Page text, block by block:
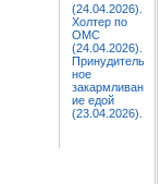
(24.04.2026).
Холтер по
ОМС
(24.04.2026).
Принудитель
ное
закармливан
ие едой
(23.04.2026).